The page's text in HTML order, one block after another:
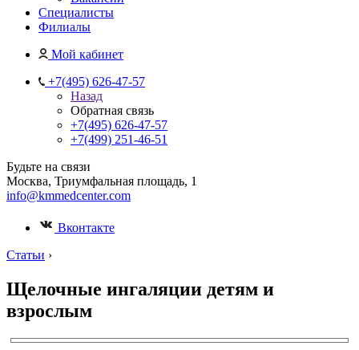
Специалисты
Филиалы
Мой кабинет
+7(495) 626-47-57
Назад
Обратная связь
+7(495) 626-47-57
+7(499) 251-46-51
Будьте на связи
Москва, Триумфальная площадь, 1
info@kmmedcenter.com
Вконтакте
Статьи ›
Щелочные ингаляции детям и
взрослым